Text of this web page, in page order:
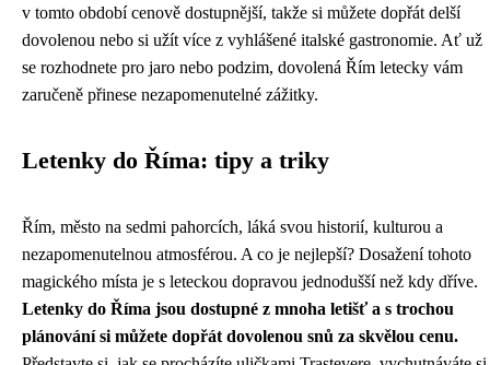
v tomto období cenově dostupnější, takže si můžete dopřát delší
dovolenou nebo si užít více z vyhlášené italské gastronomie. Ať už
se rozhodnete pro jaro nebo podzim, dovolená Řím letecky vám
zaručeně přinese nezapomenutelné zážitky.
Letenky do Říma: tipy a triky
Řím, město na sedmi pahorcích, láká svou historií, kulturou a
nezapomenutelnou atmosférou. A co je nejlepší? Dosažení tohoto
magického místa je s leteckou dopravou jednodušší než kdy dříve.
Letenky do Říma jsou dostupné z mnoha letišť a s trochou
plánování si můžete dopřát dovolenou snů za skvělou cenu.